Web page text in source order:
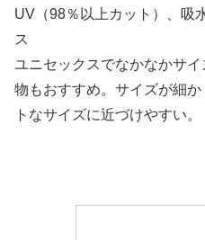
UV（98％以上カット）、吸
ス
ユニセックスでなかなかサ
物もおすすめ。サイズが細
トなサイズに近づけやすい。